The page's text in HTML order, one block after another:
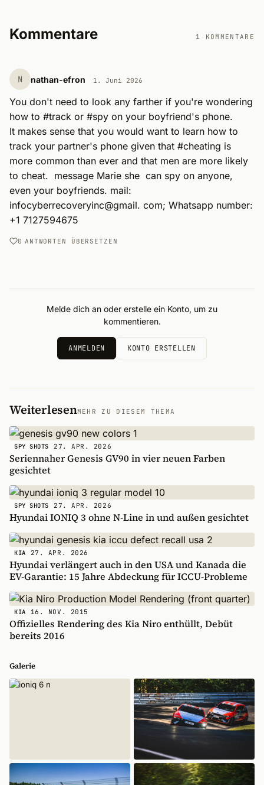
Kommentare 1 KOMMENTARE
N nathan-efron 1. Juni 2026
You don't need to look any farther if you're wondering
how to #track or #spy on your boyfriend's phone.
It makes sense that you would want to learn how to
track your partner's phone given that #cheating is
more common than ever and that men are more likely
to cheat.  message Marie she  can spy on anyone,
even your boyfriends. mail:
infocyberrecoveryinc@gmail. com; Whatsapp number:
+1 7127594675
0 ANTWORTEN ÜBERSETZEN
Melde dich an oder erstelle ein Konto, um zu
kommentieren.
ANMELDEN KONTO ERSTELLEN
WeiterlesenMEHR ZU DIESEM THEMA
SPY SHOTS 27. APR. 2026
Seriennaher Genesis GV90 in vier neuen Farben
gesichtet
SPY SHOTS 27. APR. 2026
Hyundai IONIQ 3 ohne N-Line in und außen gesichtet
KIA 27. APR. 2026
Hyundai verlängert auch in den USA und Kanada die
EV-Garantie: 15 Jahre Abdeckung für ICCU-Probleme
KIA 16. NOV. 2015
Offizielles Rendering des Kia Niro enthüllt, Debüt
bereits 2016
Galerie